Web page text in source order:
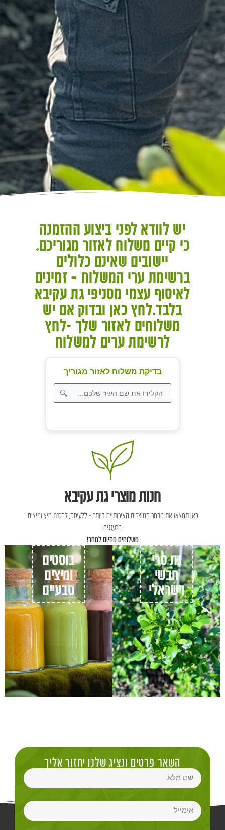
יש לוודא לפני ביצוע ההזמנה
כי קיים משלוח לאזור מגוריכם.
יישובים שאינם כלולים
ברשימת ערי המשלוח – זמינים
לאיסוף עצמי מסניפי גת עקיבא
בלבד.לחץ כאן ובדוק אם יש
משלוחים לאזור שלך -לחץ
לרשימת ערים למשלוח
בדיקת משלוח לאזור מגוריך
🔍
חנות מוצרי גת עקיבא
כאן תמצאו את מבחר המוצרים האיכותיים ביותר - ללעיסה, להכנת מיץ ומיצים
מרעננים
משלוחים מהיום למחר!
גת טרי
חבשי
וישראלי
בוסטים
ומיצים
טבעיים
השאר פרטים ונציג שלנו יחזור אליך